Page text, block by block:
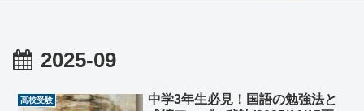
2025-09
高校受験
中学3年生必見！国語の勉強法と